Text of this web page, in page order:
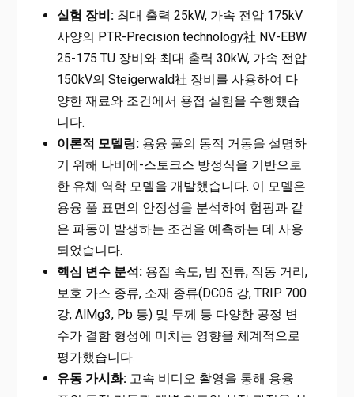
실험 장비:최대 출력 25kW, 가속 전압 175kV
사양의 PTR-Precision technology社 NV-EBW
25-175 TU 장비와 최대 출력 30kW, 가속 전압
150kV의 Steigerwald社 장비를 사용하여 다
양한 재료와 조건에서 용접 실험을 수행했습
니다.
이론적 모델링:용융 풀의 동적 거동을 설명하
기 위해 나비에-스토크스 방정식을 기반으로
한 유체 역학 모델을 개발했습니다. 이 모델은
용융 풀 표면의 안정성을 분석하여 험핑과 같
은 파동이 발생하는 조건을 예측하는 데 사용
되었습니다.
핵심 변수 분석:용접 속도, 빔 전류, 작동 거리,
보호 가스 종류, 소재 종류(DC05 강, TRIP 700
강, AlMg3, Pb 등) 및 두께 등 다양한 공정 변
수가 결함 형성에 미치는 영향을 체계적으로
평가했습니다.
유동 가시화:고속 비디오 촬영을 통해 용융